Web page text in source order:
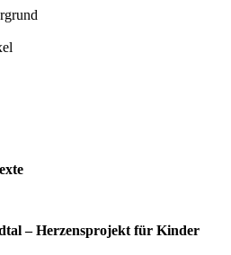
– Herzensprojekt für Kinder